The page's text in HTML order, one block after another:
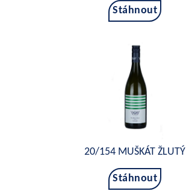
Stáhnout
20/154 MUŠKÁT ŽLUTÝ
Stáhnout